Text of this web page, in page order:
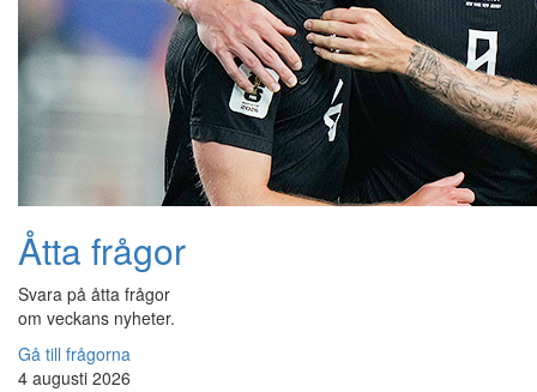
Åtta frågor
Svara på åtta frågor
om veckans nyheter.
Gå till frågorna
4 augusti 2026